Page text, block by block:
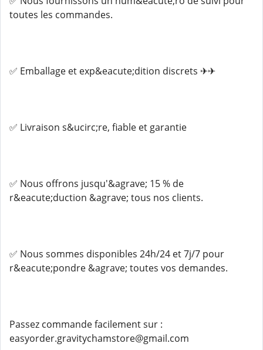
toutes les commandes.
✅ Emballage et exp&eacute;dition discrets ✈✈
✅ Livraison s&ucirc;re, fiable et garantie
✅ Nous offrons jusqu'&agrave; 15 % de
r&eacute;duction &agrave; tous nos clients.
✅ Nous sommes disponibles 24h/24 et 7j/7 pour
r&eacute;pondre &agrave; toutes vos demandes.
Passez commande facilement sur :
easyorder.gravitychamstore@gmail.com